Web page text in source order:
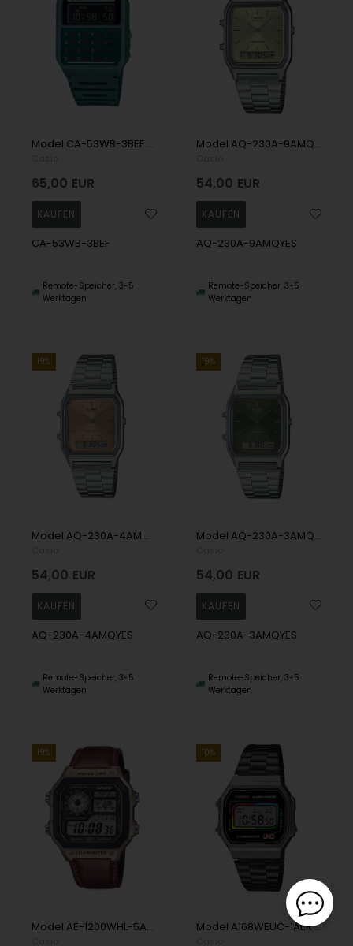
Model CA-53WB-3BEF Casio Timeless Quarts Herren uhr
65,00 EUR
CA-53WB-3BEF
Remote-Speicher, 3-5
Werktagen
Model AQ-230A-9AMQYES Casio Timeless Quarts Herren uhr
54,00 EUR
AQ-230A-9AMQYES
Remote-Speicher, 3-5
Werktagen
19%
Model AQ-230A-4AMQYES Casio Timeless Quartz Herren uhr
54,00 EUR
AQ-230A-4AMQYES
Remote-Speicher, 3-5
Werktagen
19%
Model AQ-230A-3AMQYES Casio Timeless Quartz Herren uhr
54,00 EUR
AQ-230A-3AMQYES
Remote-Speicher, 3-5
Werktagen
19%
Model AE-1200WHL-5AVEF Casio Timeless Quartz Herren uhr
10%
Model A168WEUC-1AER Casio Timeless Quartz Herren uhr